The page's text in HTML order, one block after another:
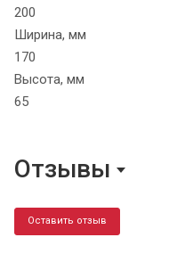
200
Ширина, мм
170
Высота, мм
65
Отзывы
Оставить отзыв